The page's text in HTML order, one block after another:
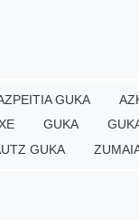
GUKA
GUKA
GUKA